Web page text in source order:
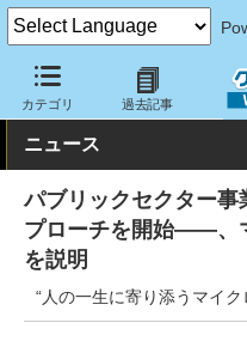
カテゴリ 過去記事
クラウド Watch トピック
ニュース
パブリックセクター
プローチを開始――、
を説明
“人の一生に寄り添うマイ